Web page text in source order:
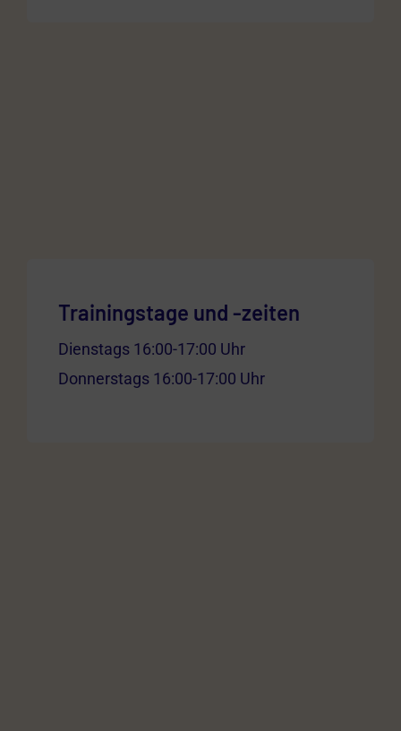
Trainingstage und -zeiten
Dienstags 16:00-17:00 Uhr
Donnerstags 16:00-17:00 Uhr